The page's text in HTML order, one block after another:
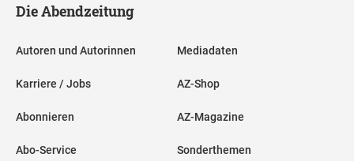
Die Abendzeitung
Autoren und Autorinnen
Karriere / Jobs
Abonnieren
Abo-Service
Mediadaten
AZ-Shop
AZ-Magazine
Sonderthemen